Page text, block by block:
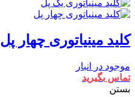
کلید مینیاتوری چهار پل 10 آمپر دنا الکتریک
موجود در انبار
تماس بگیرید
بستن